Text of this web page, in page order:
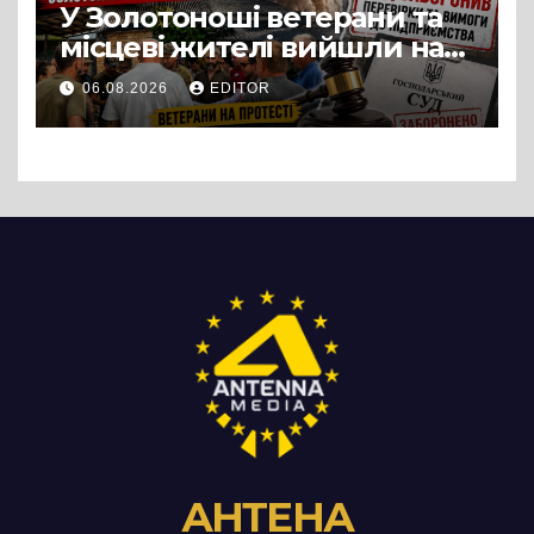
У Золотоноші ветерани та
місцеві жителі вийшли на
протест до стін
підприємства ТОВ «Омега
Три», що займається
06.08.2026 EDITOR
АНТЕНА